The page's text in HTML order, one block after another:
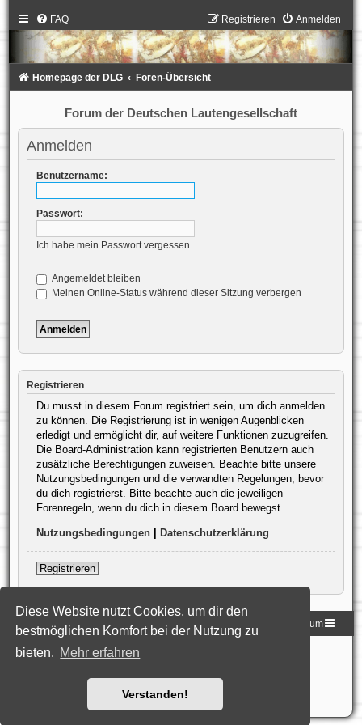
Diese Website nutzt Cookies, um dir den
bestmöglichen Komfort bei der Nutzung zu
bieten. Mehr erfahren
Verstanden!
FAQ Anmelden
Registrieren
Homepage der DLG Foren-Übersicht
Forum der Deutschen Lautengesellschaft
Anmelden
Benutzername:
Passwort:
Ich habe mein Passwort vergessen
Angemeldet bleiben
Meinen Online-Status während dieser Sitzung verbergen
Registrieren
Du musst in diesem Forum registriert sein, um dich anmelden
zu können. Die Registrierung ist in wenigen Augenblicken
erledigt und ermöglicht dir, auf weitere Funktionen zuzugreifen.
Die Board-Administration kann registrierten Benutzern auch
zusätzliche Berechtigungen zuweisen. Beachte bitte unsere
Nutzungsbedingungen und die verwandten Regelungen, bevor
du dich registrierst. Bitte beachte auch die jeweiligen
Forenregeln, wenn du dich in diesem Board bewegst.
Nutzungsbedingungen| Datenschutzerklärung
Registrieren
Homepage der DLG Foren-Übersicht Impressum
Powered byphpBB® Forum Software © phpBB Limited
Style: Black-Silver-Split by Joyce&LunaphpBB-Style-Design
Nutzungsbedingungen